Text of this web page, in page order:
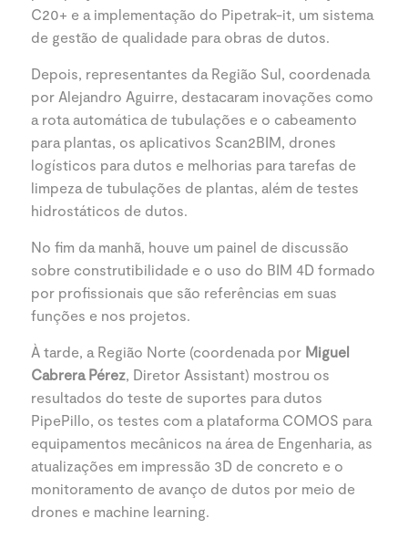
C20+ e a implementação do Pipetrak-it, um sistema
de gestão de qualidade para obras de dutos.
Depois, representantes da Região Sul, coordenada
por Alejandro Aguirre, destacaram inovações como
a rota automática de tubulações e o cabeamento
para plantas, os aplicativos Scan2BIM, drones
logísticos para dutos e melhorias para tarefas de
limpeza de tubulações de plantas, além de testes
hidrostáticos de dutos.
No fim da manhã, houve um painel de discussão
sobre construtibilidade e o uso do BIM 4D formado
por profissionais que são referências em suas
funções e nos projetos.
À tarde, a Região Norte (coordenada por Miguel
Cabrera Pérez, Diretor Assistant) mostrou os
resultados do teste de suportes para dutos
PipePillo, os testes com a plataforma COMOS para
equipamentos mecânicos na área de Engenharia, as
atualizações em impressão 3D de concreto e o
monitoramento de avanço de dutos por meio de
drones e machine learning.